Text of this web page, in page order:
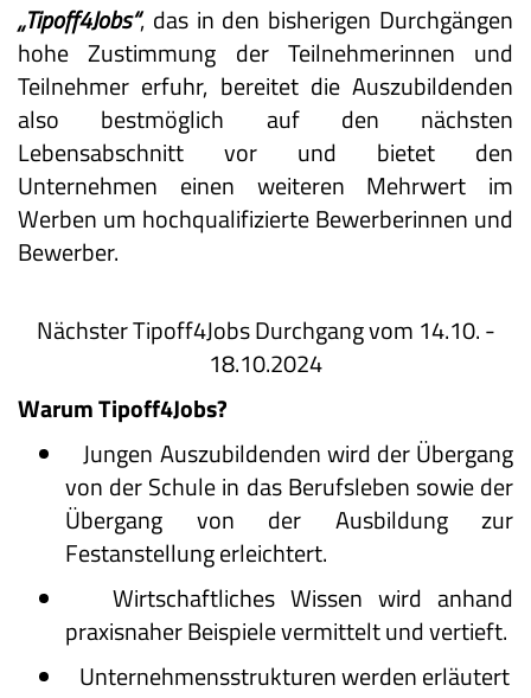
„Tipoff4Jobs“, das in den bisherigen Durchgängen
hohe Zustimmung der Teilnehmerinnen und
Teilnehmer erfuhr, bereitet die Auszubildenden
also bestmöglich auf den nächsten
Lebensabschnitt vor und bietet den
Unternehmen einen weiteren Mehrwert im
Werben um hochqualifizierte Bewerberinnen und
Bewerber.
Nächster Tipoff4Jobs Durchgang vom 14.10. -
18.10.2024
Warum Tipoff4Jobs?
Jungen Auszubildenden wird der Übergang
von der Schule in das Berufsleben sowie der
Übergang von der Ausbildung zur
Festanstellung erleichtert.
Wirtschaftliches Wissen wird anhand
praxisnaher Beispiele vermittelt und vertieft.
Unternehmensstrukturen werden erläutert